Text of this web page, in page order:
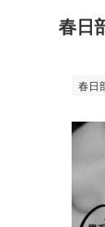
春日
春日